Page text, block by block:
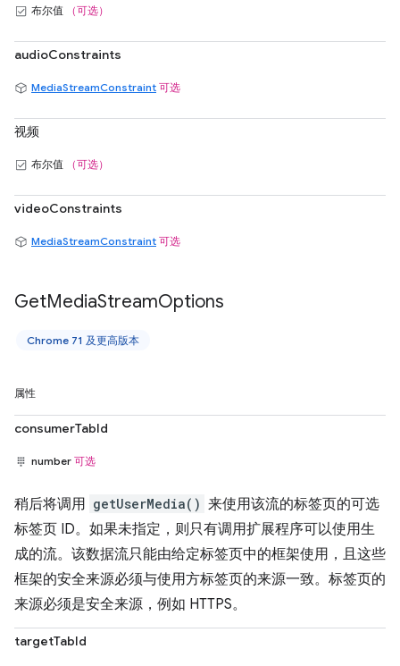
布尔值 （可选）
audioConstraints
MediaStreamConstraint 可选
视频
布尔值 （可选）
videoConstraints
MediaStreamConstraint 可选
GetMediaStreamOptions
Chrome 71 及更高版本
属性
consumerTabId
number 可选
稍后将调用 getUserMedia() 来使用该流的标签页的可选
标签页 ID。如果未指定，则只有调用扩展程序可以使用生
成的流。该数据流只能由给定标签页中的框架使用，且这些
框架的安全来源必须与使用方标签页的来源一致。标签页的
来源必须是安全来源，例如 HTTPS。
targetTabId